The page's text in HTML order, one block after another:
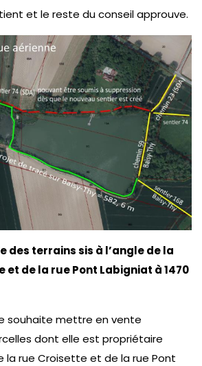
et le reste du conseil approuve.
des terrains sis à l’angle de la
et de la rue Pont Labigniat à 1470
souhaite mettre en vente
dont elle est propriétaire
la rue Croisette et de la rue Pont